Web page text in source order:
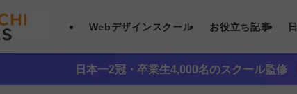
Webデザインスクール お役立ち記事
日本一2冠・卒業生4,000名のスクール監修